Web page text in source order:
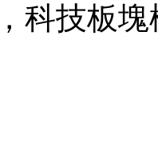
科技板